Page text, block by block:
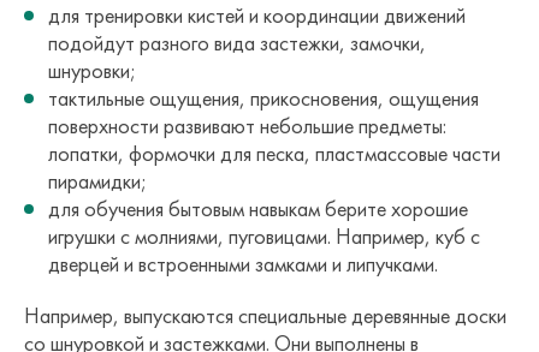
для тренировки кистей и координации движений
подойдут разного вида застежки, замочки,
шнуровки;
тактильные ощущения, прикосновения, ощущения
поверхности развивают небольшие предметы:
лопатки, формочки для песка, пластмассовые части
пирамидки;
для обучения бытовым навыкам берите хорошие
игрушки с молниями, пуговицами. Например, куб с
дверцей и встроенными замками и липучками.
Например, выпускаются специальные деревянные доски
со шнуровкой и застежками. Они выполнены в